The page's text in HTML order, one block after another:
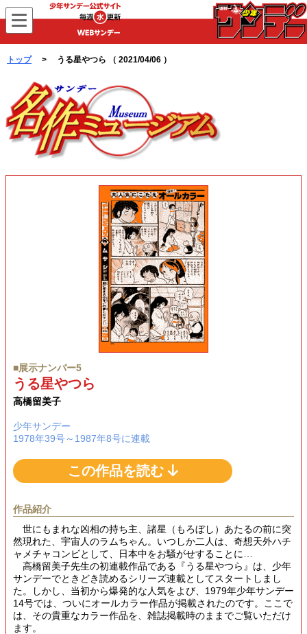
WEBサンデー
トップ> うる星やつら （ 2021/04/06 ）
■展示ナンバー5
うる星やつら
高橋留美子
少年サンデー
1978年39号～1987年8号に連載
この作品を読む
作品紹介
世にもまれな凶相の持ち主、諸星（もろぼし）あたるの前に突
然現れた、宇宙人のラムちゃん。いつしか二人は、奇想天外ハチ
ャメチャコンビとして、日本中をお騒がせすることに…
高橋留美子先生の初連載作品である『うる星やつら』は、少年
サンデーでときどき読めるシリーズ連載としてスタートしまし
た。しかし、当初から爆発的な人気をよび、1979年少年サンデー
14号では、ついにオールカラー作品が掲載されたのです。ここで
は、その貴重なカラー作品を、雑誌掲載時のままでご覧いただけ
ます。